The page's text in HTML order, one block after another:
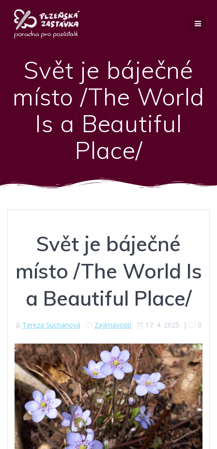
Svět je báječné
místo /The World
Is a Beautiful
Place/
Svět je báječné
místo /The World Is
a Beautiful Place/
Tereza Suchanová Zajímavosti 17. 4. 2025 | 0